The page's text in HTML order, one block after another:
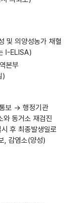
의양성농가 채혈
I-ELISA)
본부
)
보 → 행정기관
동거소 재검진
후 최종발생일로
, 감염소(양성)